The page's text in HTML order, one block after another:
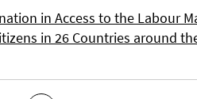
in Access to the Labour
in 26 Countries around